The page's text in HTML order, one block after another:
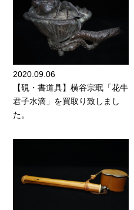
2020.09.06
【硯・書道具】横谷宗珉「花牛
君子水滴」を買取り致しまし
た。